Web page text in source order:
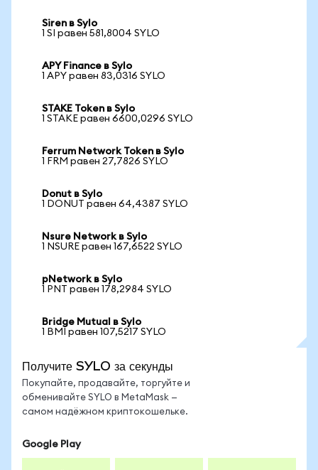
Siren в Sylo
1 SI равен 581,8004 SYLO
APY Finance в Sylo
1 APY равен 83,0316 SYLO
STAKE Token в Sylo
1 STAKE равен 6600,0296 SYLO
Ferrum Network Token в Sylo
1 FRM равен 27,7826 SYLO
Donut в Sylo
1 DONUT равен 64,4387 SYLO
Nsure Network в Sylo
1 NSURE равен 167,6522 SYLO
pNetwork в Sylo
1 PNT равен 178,2984 SYLO
Bridge Mutual в Sylo
1 BMI равен 107,5217 SYLO
Получите SYLO за секунды
Покупайте, продавайте, торгуйте и
обменивайте SYLO в MetaMask —
самом надёжном криптокошельке.
Google Play